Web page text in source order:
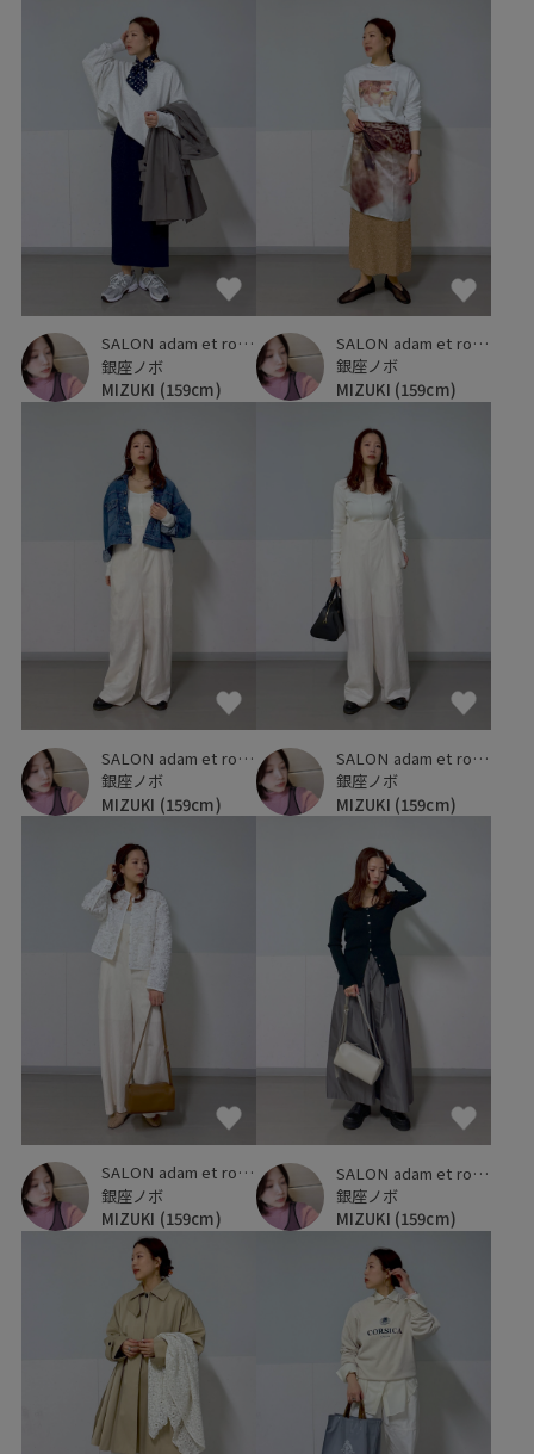
SALON adam et ropé
銀座ノボ
MIZUKI (159cm)
SALON adam et ropé
銀座ノボ
MIZUKI (159cm)
SALON adam et ropé
銀座ノボ
MIZUKI (159cm)
SALON adam et ropé
銀座ノボ
MIZUKI (159cm)
SALON adam et ropé
銀座ノボ
MIZUKI (159cm)
SALON adam et ropé
銀座ノボ
MIZUKI (159cm)